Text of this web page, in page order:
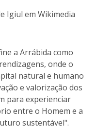
Igiul em Wikimedia
a Arrábida como
onde o
natural e humano
e valorização dos
para experienciar
entre o Homem e a
sustentável".